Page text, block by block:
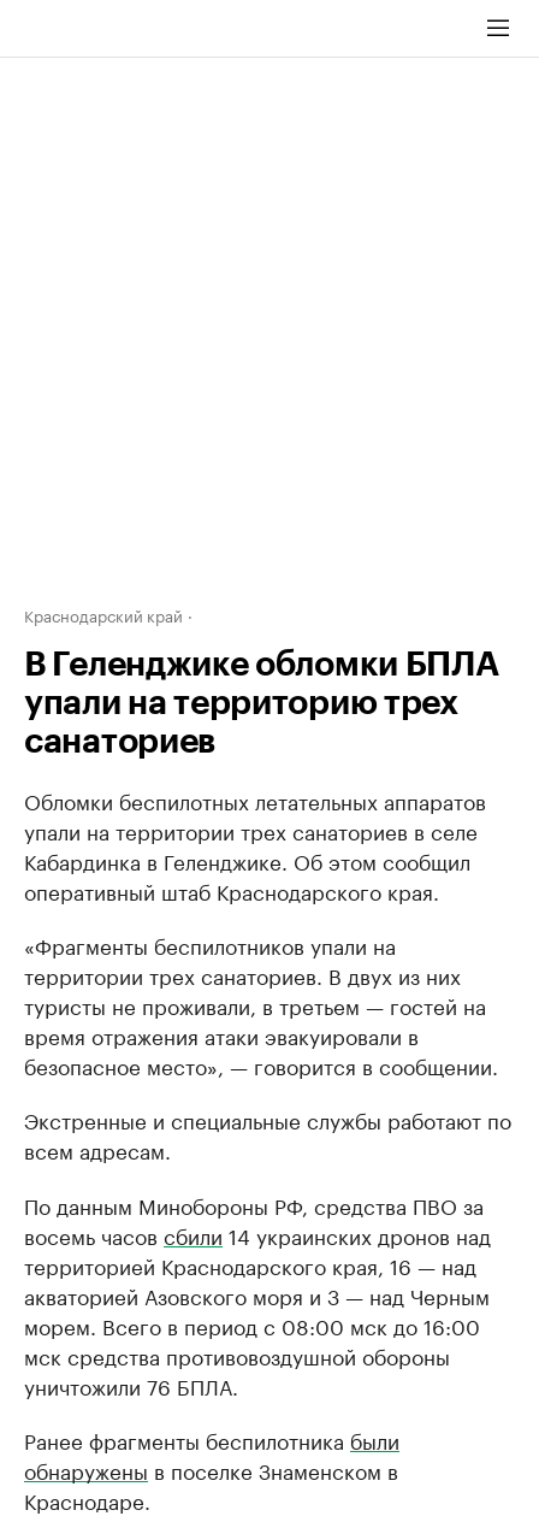
Краснодарский край
В Геленджике обломки БПЛА
упали на территорию трех
санаториев
Обломки беспилотных летательных аппаратов
упали на территории трех санаториев в селе
Кабардинка в Геленджике. Об этом сообщил
оперативный штаб Краснодарского края.
«Фрагменты беспилотников упали на
территории трех санаториев. В двух из них
туристы не проживали, в третьем — гостей на
время отражения атаки эвакуировали в
безопасное место», — говорится в сообщении.
Экстренные и специальные службы работают по
всем адресам.
По данным Минобороны РФ, средства ПВО за
восемь часов сбили 14 украинских дронов над
территорией Краснодарского края, 16 — над
акваторией Азовского моря и 3 — над Черным
морем. Всего в период с 08:00 мск до 16:00
мск средства противовоздушной обороны
уничтожили 76 БПЛА.
Ранее фрагменты беспилотника были
обнаружены в поселке Знаменском в
Краснодаре.